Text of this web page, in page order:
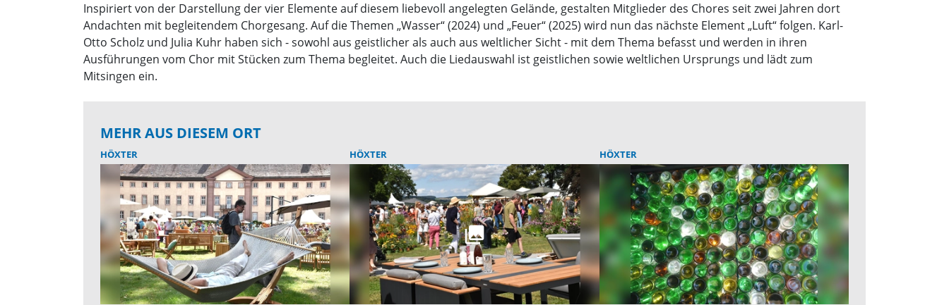
Inspiriert von der Darstellung der vier Elemente auf diesem liebevoll angelegten Gelände, gestalten Mitglieder des Chores seit zwei Jahren dort
Andachten mit begleitendem Chorgesang. Auf die Themen „Wasser“ (2024) und „Feuer“ (2025) wird nun das nächste Element „Luft“ folgen. Karl-
Otto Scholz und Julia Kuhr haben sich - sowohl aus geistlicher als auch aus weltlicher Sicht - mit dem Thema befasst und werden in ihren
Ausführungen vom Chor mit Stücken zum Thema begleitet. Auch die Liedauswahl ist geistlichen sowie weltlichen Ursprungs und lädt zum
Mitsingen ein.
MEHR AUS DIESEM ORT
HÖXTER HÖXTER HÖXTER